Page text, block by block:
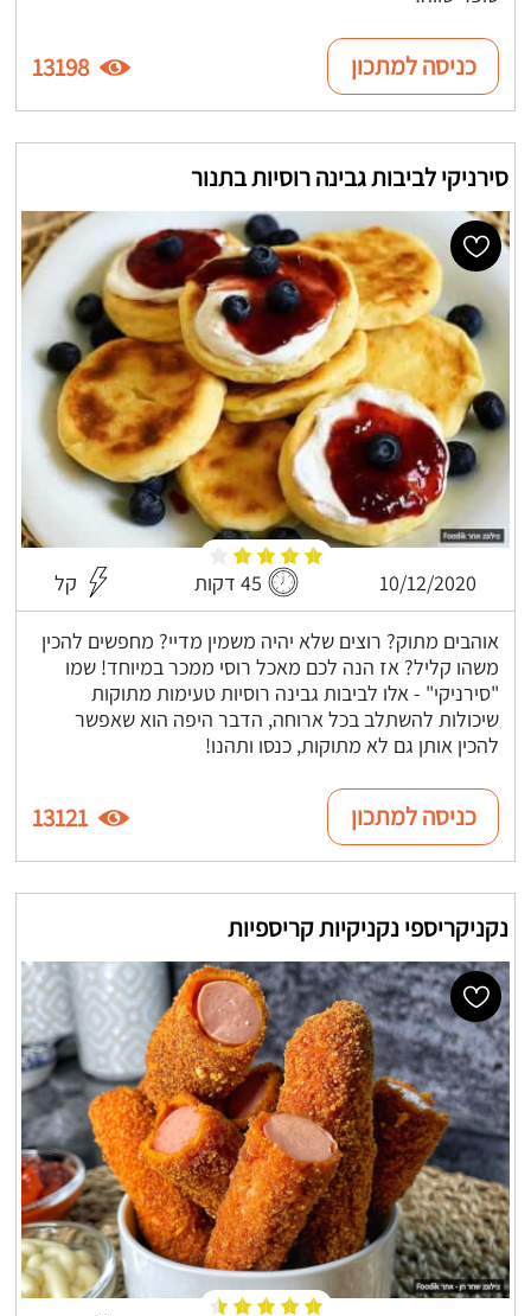
כניסה למתכון 13198
סירניקי לביבות גבינה רוסיות בתנור
10/12/2020 45 דקות קל
אוהבים מתוק? רוצים שלא יהיה משמין מדיי? מחפשים להכין
משהו קליל? אז הנה לכם מאכל רוסי ממכר במיוחד! שמו
"סירניקי" - אלו לביבות גבינה רוסיות טעימות מתוקות
שיכולות להשתלב בכל ארוחה, הדבר היפה הוא שאפשר
להכין אותן גם לא מתוקות, כנסו ותהנו!
כניסה למתכון 13121
נקניקריספי נקניקיות קריספיות